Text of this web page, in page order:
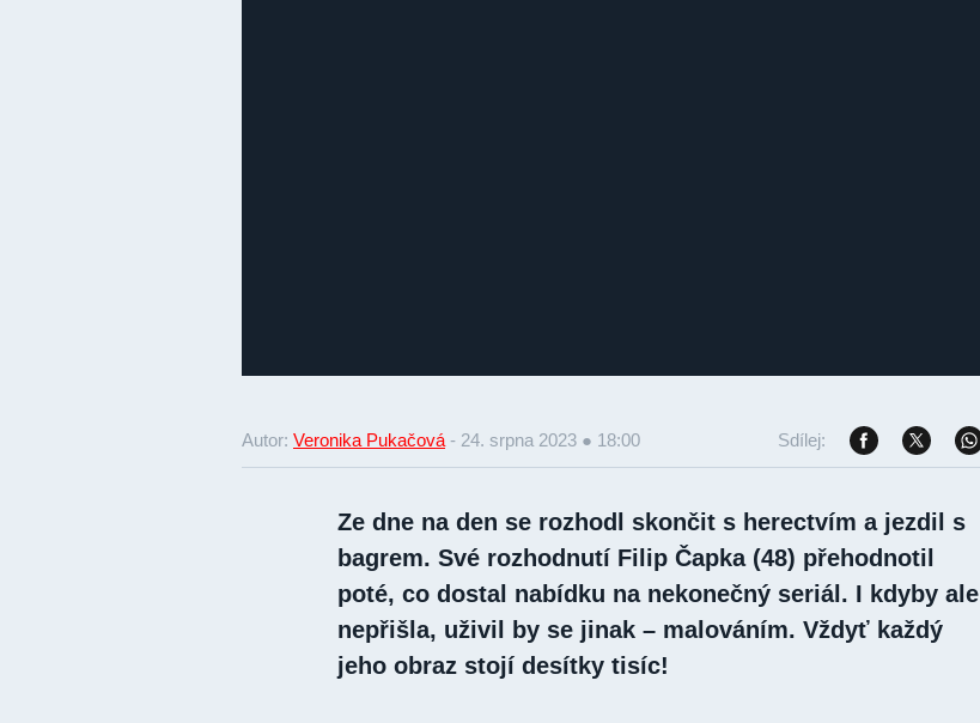
Autor: Veronika Pukačová - 24. srpna 2023 ● 18:00 Sdílej:
Ze dne na den se rozhodl skončit s herectvím a jezdil s
bagrem. Své rozhodnutí Filip Čapka (48) přehodnotil
poté, co dostal nabídku na nekonečný seriál. I kdyby ale
nepřišla, uživil by se jinak – malováním. Vždyť každý
jeho obraz stojí desítky tisíc!